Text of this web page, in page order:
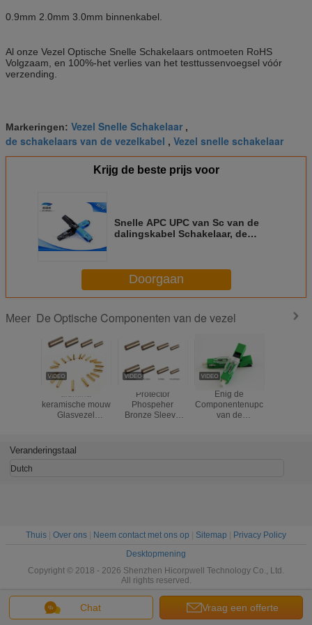
0.9mm 2.0mm 3.0mm binnenkabel.
Al onze Vezel Optische Snelle Schakelaars ontmoeten RoHS
Volgzaam, en 100%-het verlies van het testtussenvoegsel vóór
verzending.
Markeringen: Vezel Snelle Schakelaar ,
de schakelaars van de vezelkabel , Vezel snelle schakelaar
Krijg de beste prijs voor
Snelle APC UPC van Sc van de
dalingskabel Schakelaar, de
Doorgaan
Meer De Optische Componenten van de vezel
alumina
keramische mouw
Glasvezel
Kopermouw
Glasvezelmouw
Protector
Phospeher
Bronze Sleeve
Enig de
Componentenupc
van de
Chat Vraag een offerte
Veranderingstaal
Dutch
Thuis Over ons Neem contact met ons op Sitemap
Privacy Policy
Desktopmening
Copyright © 2018 - 2026 Shenzhen Hicorpwell Technology Co., Ltd.
All rights reserved.